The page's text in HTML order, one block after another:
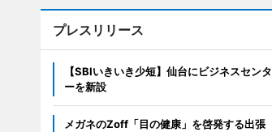
プレスリリース
【SBIいきいき少短】仙台にビジネスセンタ
ーを新設
メガネのZoff「目の健康」を啓発する出張